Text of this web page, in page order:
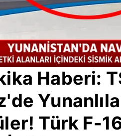
Haberi:
'de
Türk F-